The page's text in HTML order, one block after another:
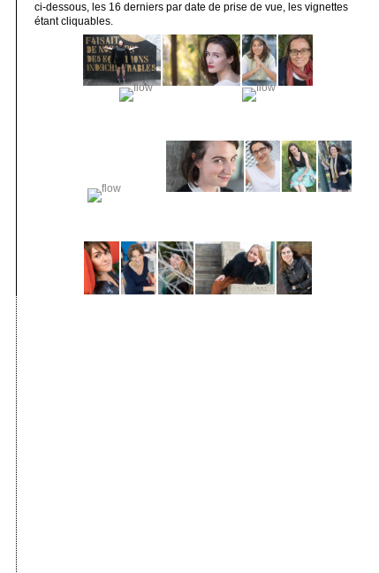
ci-dessous, les 16 derniers par date de prise de vue, les vignettes
étant cliquables.